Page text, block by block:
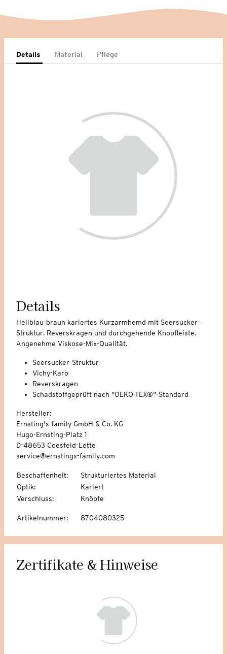
Details Material Pflege
Details
Hellblau-braun kariertes Kurzarmhemd mit Seersucker-
Struktur. Reverskragen und durchgehende Knopfleiste.
Angenehme Viskose-Mix-Qualität.
Seersucker-Struktur
Vichy-Karo
Reverskragen
Schadstoffgeprüft nach "OEKO-TEX®"-Standard
Hersteller:
Ernsting's family GmbH & Co. KG
Hugo-Ernsting-Platz 1
D-48653 Coesfeld-Lette
service@ernstings-family.com
Beschaffenheit:
Strukturiertes Material
Optik:
Kariert
Verschluss: Knöpfe
Artikelnummer: 8704080325
Zertifikate & Hinweise